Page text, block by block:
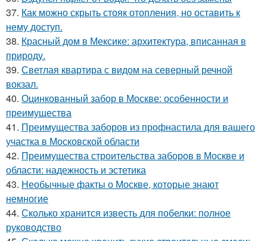
37. Как можно скрыть стояк отопления, но оставить к
нему доступ.
38. Красный дом в Мексике: архитектура, вписанная в
природу.
39. Светлая квартира с видом на северный речной
вокзал.
40. Оцинкованный забор в Москве: особенности и
преимущества
41. Преимущества заборов из профнастила для вашего
участка в Московской области
42. Преимущества строительства заборов в Москве и
области: надежность и эстетика
43. Необычные факты о Москве, которые знают
немногие
44. Сколько хранится известь для побелки: полное
руководство